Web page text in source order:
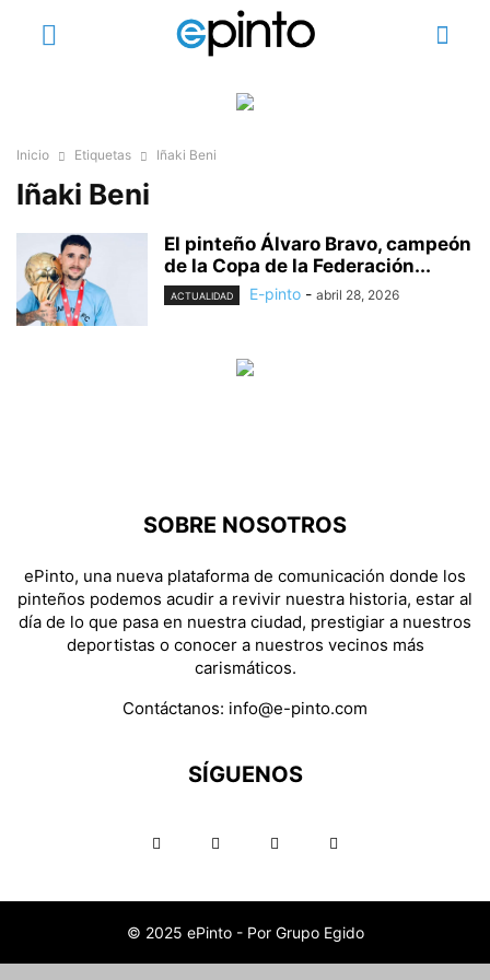
Inicio Etiquetas Iñaki Beni
Iñaki Beni
El pinteño Álvaro Bravo, campeón
de la Copa de la Federación...
ACTUALIDAD E-pinto - abril 28, 2026
SOBRE NOSOTROS
ePinto, una nueva plataforma de comunicación donde los
pinteños podemos acudir a revivir nuestra historia, estar al
día de lo que pasa en nuestra ciudad, prestigiar a nuestros
deportistas o conocer a nuestros vecinos más
carismáticos.
Contáctanos: info@e-pinto.com
SÍGUENOS
© 2025 ePinto - Por Grupo Egido